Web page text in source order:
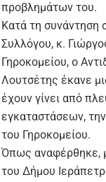
προβλημάτων του.
Κατά τη συνάντηση
Συλλόγου, κ.
Γηροκομείου, ο
Λουτσέτης έκανε
έχουν γίνει από
εγκαταστάσεων,
του Γηροκομείου.
Όπως αναφέρθηκε,
του Δήμου